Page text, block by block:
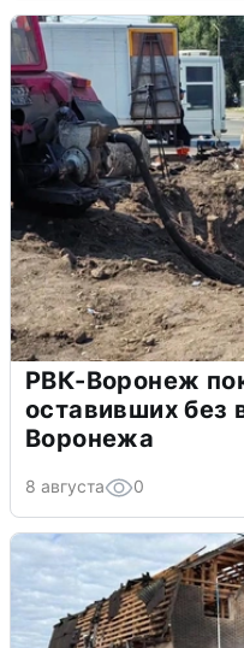
РВК-Воронеж
оставивших без
Воронежа
8 августа 0